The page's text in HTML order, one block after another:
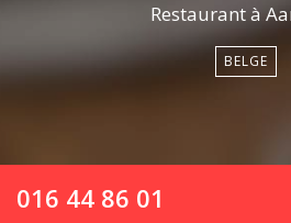
Restaurant à
BELGE
016 44 86 01